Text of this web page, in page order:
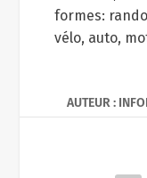
formes:
vélo, auto,
AUTEUR :